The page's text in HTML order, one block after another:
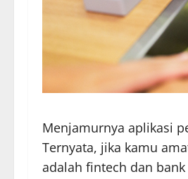
Menjamurnya aplikasi
Ternyata, jika kamu
adalah fintech dan